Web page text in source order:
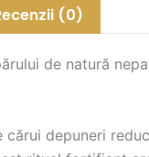
(0)
de natură
depuneri